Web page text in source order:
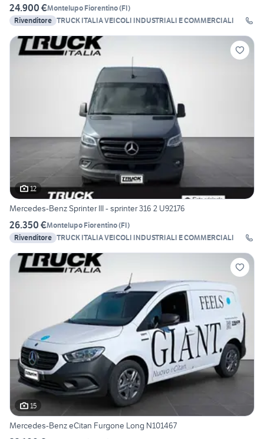
24.900 €Montelupo Fiorentino(FI)
Rivenditore TRUCK ITALIA VEICOLI INDUSTRIALI E COMMERCIALI
12
Mercedes-Benz Sprinter III - sprinter 316 2 U92176
26.350 €Montelupo Fiorentino(FI)
Rivenditore TRUCK ITALIA VEICOLI INDUSTRIALI E COMMERCIALI
15
Mercedes-Benz eCitan Furgone Long N101467